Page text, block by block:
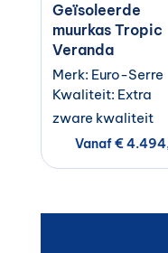
Geïsoleerde
muurkas Tropic
Veranda
Merk: Euro-Serre
Kwaliteit: Extra
zware kwaliteit
Vanaf€